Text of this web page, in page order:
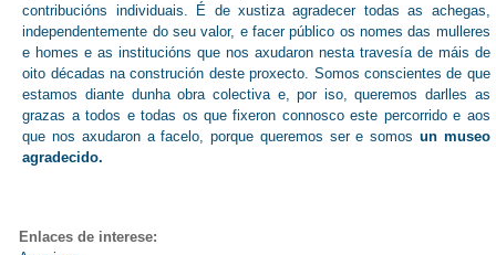
contribucións individuais. É de xustiza agradecer todas as achegas,
independentemente do seu valor, e facer público os nomes das mulleres
e homes e as institucións que nos axudaron nesta travesía de máis de
oito décadas na construción deste proxecto. Somos conscientes de que
estamos diante dunha obra colectiva e, por iso, queremos darlles as
grazas a todos e todas os que fixeron connosco este percorrido e aos
que nos axudaron a facelo, porque queremos ser e somosun museo
agradecido.
Enlaces de interese: